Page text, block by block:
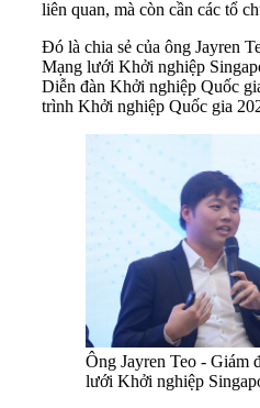
liên quan, mà còn cần các tổ
Đó là chia sẻ của ông Jayren
Mạng lưới Khởi nghiệp
Diễn đàn Khởi nghiệp Quốc
trình Khởi nghiệp Quốc gia
Ông Jayren Teo - Giám
lưới Khởi nghiệp